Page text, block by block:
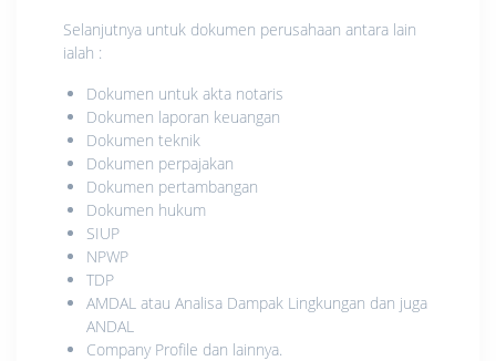
Selanjutnya untuk dokumen perusahaan antara lain
ialah :
Dokumen untuk akta notaris
Dokumen laporan keuangan
Dokumen teknik
Dokumen perpajakan
Dokumen pertambangan
Dokumen hukum
SIUP
NPWP
TDP
AMDAL atau Analisa Dampak Lingkungan dan juga
ANDAL
Company Profile dan lainnya.